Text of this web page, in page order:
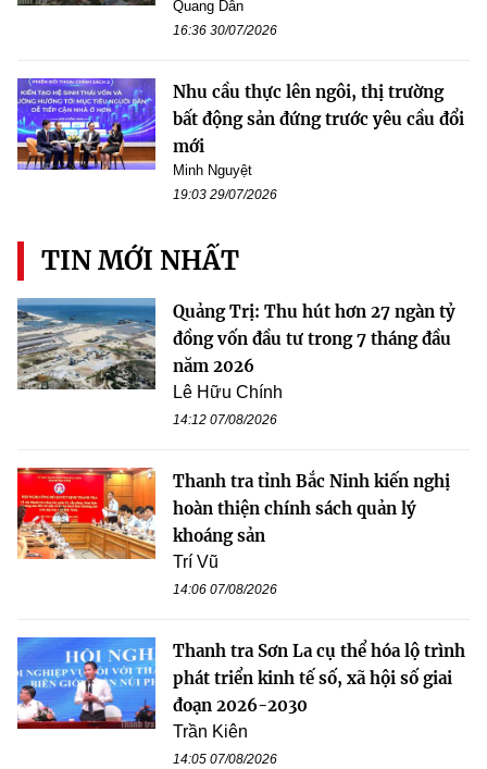
Quang Dân
16:36 30/07/2026
Nhu cầu thực lên ngôi, thị trường
bất động sản đứng trước yêu cầu đổi
mới
Minh Nguyệt
19:03 29/07/2026
TIN MỚI NHẤT
Quảng Trị: Thu hút hơn 27 ngàn tỷ
đồng vốn đầu tư trong 7 tháng đầu
năm 2026
Lê Hữu Chính
14:12 07/08/2026
Thanh tra tỉnh Bắc Ninh kiến nghị
hoàn thiện chính sách quản lý
khoáng sản
Trí Vũ
14:06 07/08/2026
Thanh tra Sơn La cụ thể hóa lộ trình
phát triển kinh tế số, xã hội số giai
đoạn 2026-2030
Trần Kiên
14:05 07/08/2026